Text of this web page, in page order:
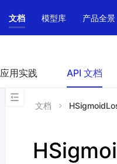
文档 模型库 产品全景
应用实践 API 文档
文档